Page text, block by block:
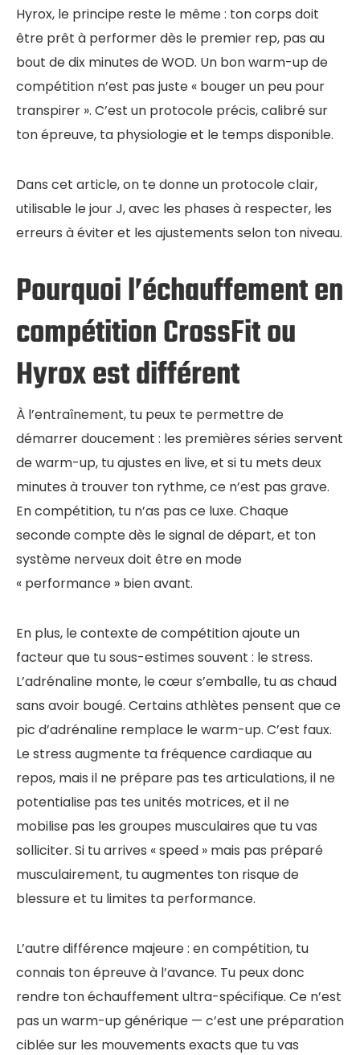
Hyrox, le principe reste le même : ton corps doit
être prêt à performer dès le premier rep, pas au
bout de dix minutes de WOD. Un bon warm-up de
compétition n’est pas juste « bouger un peu pour
transpirer ». C’est un protocole précis, calibré sur
ton épreuve, ta physiologie et le temps disponible.
Dans cet article, on te donne un protocole clair,
utilisable le jour J, avec les phases à respecter, les
erreurs à éviter et les ajustements selon ton niveau.
Pourquoi l’échauffement en
compétition CrossFit ou
Hyrox est différent
À l’entraînement, tu peux te permettre de
démarrer doucement : les premières séries servent
de warm-up, tu ajustes en live, et si tu mets deux
minutes à trouver ton rythme, ce n’est pas grave.
En compétition, tu n’as pas ce luxe. Chaque
seconde compte dès le signal de départ, et ton
système nerveux doit être en mode
« performance » bien avant.
En plus, le contexte de compétition ajoute un
facteur que tu sous-estimes souvent : le stress.
L’adrénaline monte, le cœur s’emballe, tu as chaud
sans avoir bougé. Certains athlètes pensent que ce
pic d’adrénaline remplace le warm-up. C’est faux.
Le stress augmente ta fréquence cardiaque au
repos, mais il ne prépare pas tes articulations, il ne
potentialise pas tes unités motrices, et il ne
mobilise pas les groupes musculaires que tu vas
solliciter. Si tu arrives « speed » mais pas préparé
musculairement, tu augmentes ton risque de
blessure et tu limites ta performance.
L’autre différence majeure : en compétition, tu
connais ton épreuve à l’avance. Tu peux donc
rendre ton échauffement ultra-spécifique. Ce n’est
pas un warm-up générique — c’est une préparation
ciblée sur les mouvements exacts que tu vas